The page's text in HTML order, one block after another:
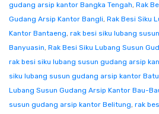
gudang arsip kantor Bangka Tengah, Rak
Gudang Arsip Kantor Bangli, Rak Besi Siku
Kantor Bantaeng, rak besi siku lubang
Banyuasin, Rak Besi Siku Lubang Susun
rak besi siku lubang susun gudang arsip
siku lubang susun gudang arsip kantor
Lubang Susun Gudang Arsip Kantor Bau-
susun gudang arsip kantor Belitung, rak